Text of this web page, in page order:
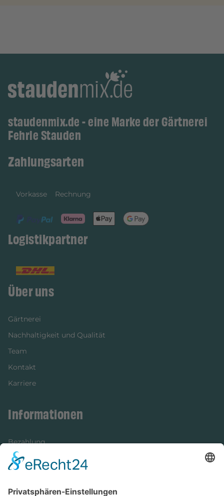
staudenmix.de - eine Marke der Gärtnerei
Fehrle Stauden
Zahlungsarten
Vorkasse Rechnung
Logistikpartner
Über uns
Gärtnerei
Nachhaltigkeit und Qualität
Team
Kontakt
Karriere
Informationen
Bezahlung
Newsletter
Versandinformationen